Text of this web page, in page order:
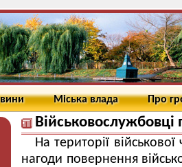
Міська влада Про
Військовослужбовці
На території
нагоди повернення